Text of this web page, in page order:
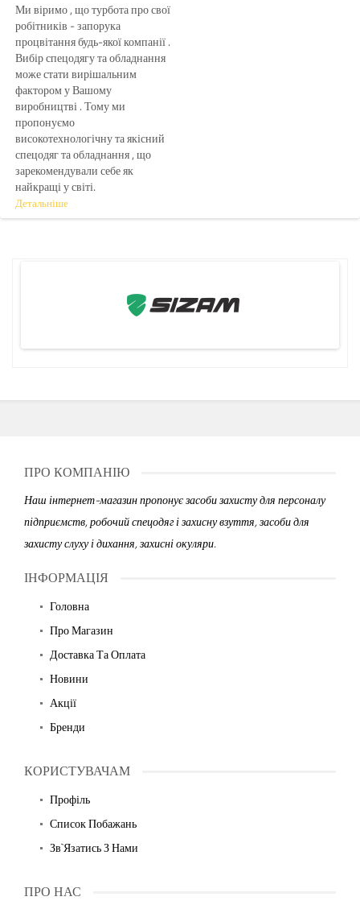
Ми віримо , що турбота про свої
робітників - запорука
процвітання будь-якої компанії .
Вибір спецодягу та обладнання
може стати вирішальним
фактором у Вашому
виробництві .Тому ми
пропонуємо
високотехнологічну та якісний
спецодяг та обладнання , що
зарекомендували себе як
найкращі у світі.
Детальніше
ПРО КОМПАНІЮ
Наш інтернет-магазин пропонує засоби захисту для персоналу
підприємств, робочий спецодяг і захисну взуття, засоби для
захисту слуху і дихання, захисні окуляри.
ІНФОРМАЦІЯ
Головна
Про Магазин
Доставка Та Оплата
Новини
Акції
Бренди
КОРИСТУВАЧАМ
Профіль
Список Побажань
Зв`язатись З Нами
ПРО НАС